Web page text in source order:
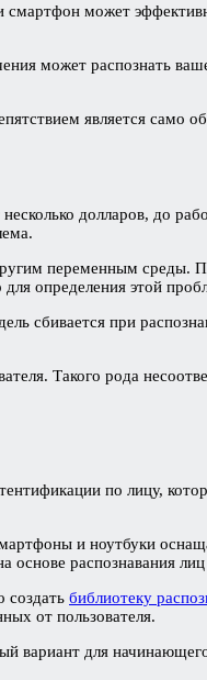
смартфон может
может распознать
является само
долларов, до
переменным среды.
определения этой
при
Такого рода
по лицу,
и ноутбуки
основе распознавания
создать библиотеку
от пользователя.
вариант для